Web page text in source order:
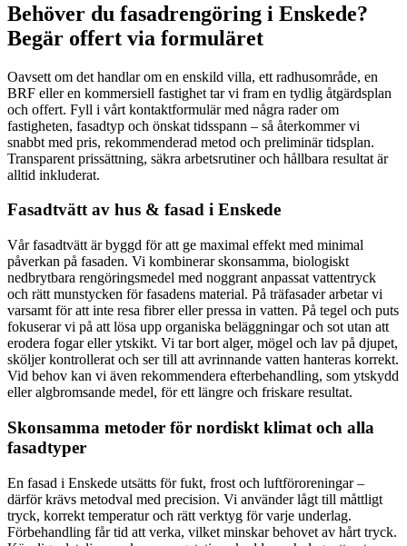
Behöver du fasadrengöring i Enskede?
Begär offert via formuläret
Oavsett om det handlar om en enskild villa, ett radhusområde, en
BRF eller en kommersiell fastighet tar vi fram en tydlig åtgärdsplan
och offert. Fyll i vårt kontaktformulär med några rader om
fastigheten, fasadtyp och önskat tidsspann – så återkommer vi
snabbt med pris, rekommenderad metod och preliminär tidsplan.
Transparent prissättning, säkra arbetsrutiner och hållbara resultat är
alltid inkluderat.
Fasadtvätt av hus & fasad i Enskede
Vår fasadtvätt är byggd för att ge maximal effekt med minimal
påverkan på fasaden. Vi kombinerar skonsamma, biologiskt
nedbrytbara rengöringsmedel med noggrant anpassat vattentryck
och rätt munstycken för fasadens material. På träfasader arbetar vi
varsamt för att inte resa fibrer eller pressa in vatten. På tegel och puts
fokuserar vi på att lösa upp organiska beläggningar och sot utan att
erodera fogar eller ytskikt. Vi tar bort alger, mögel och lav på djupet,
sköljer kontrollerat och ser till att avrinnande vatten hanteras korrekt.
Vid behov kan vi även rekommendera efterbehandling, som ytskydd
eller algbromsande medel, för ett längre och friskare resultat.
Skonsamma metoder för nordiskt klimat och alla
fasadtyper
En fasad i Enskede utsätts för fukt, frost och luftföroreningar –
därför krävs metodval med precision. Vi använder lågt till måttligt
tryck, korrekt temperatur och rätt verktyg för varje underlag.
Förbehandling får tid att verka, vilket minskar behovet av hårt tryck.